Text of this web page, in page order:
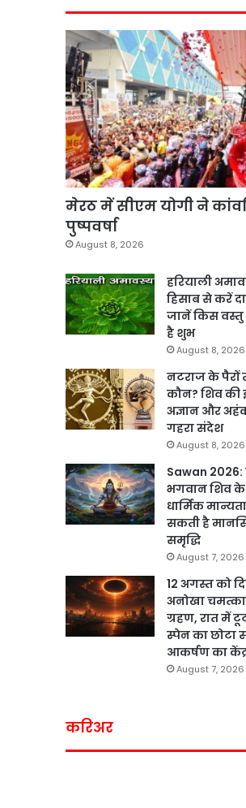
मेरठ में सीएम योगी ने
पुष्पवर्षा
August 8, 2026
हरियाली
हिसाब से करें
जानें किस वस्तु
है शुभ
August 8, 2026
नटराज के पैरों
कौन? शिव की
अज्ञान और
गहरा संदेश
August 8, 2026
Sawan
भगवान शिव के
धार्मिक
सकती है
समृद्धि
August 7, 2026
12 अगस्त को
अनोखा
ग्रहण, रात में
स्पेन का छोटा
आकर्षण का
August 7, 2026
करिअर